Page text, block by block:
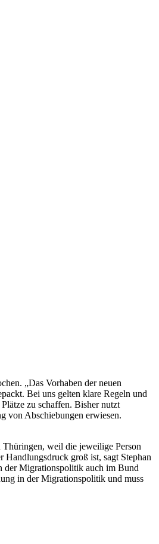
„Das Vorhaben der neuen
Bei uns gelten klare Regeln und
zu schaffen. Bisher nutzt
von Abschiebungen erwiesen.
Thüringen, weil die jeweilige Person
groß ist, sagt Stephan
der Migrationspolitik auch im Bund
in der Migrationspolitik und muss